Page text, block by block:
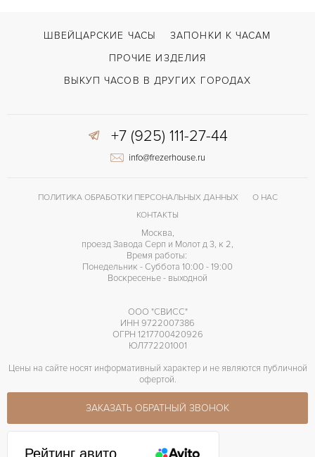
ВОЗМОЖНОСТИ ДОСТАВКИ С документами, С футляром
Двойной сложности застежка
ШВЕЙЦАРСКИЕ ЧАСЫ
ЗАПОНКИ К ЧАСАМ
ПРОЧИЕ ИЗДЕЛИЯ
ВЫКУП ЧАСОВ В ДРУГИХ ГОРОДАХ
+7 (925) 111-27-44
info@frezerhouse.ru
ПОЛИТИКА ОБРАБОТКИ ПЕРСОНАЛЬНЫХ ДАННЫХ
О НАС
КОНТАКТЫ
Москва,
проезд Завода Серп и Молот д 3, к 2,
Время работы:
Понедельник - Суббота 10:00 - 19:00
Воскресенье - выходной
ООО "СВИСС"
ИНН 9722007386
ОГРН 1217700420926
ЮЛ772201001
Цены на сайте носят информативный характер и не являются публичной
офертой.
ЗАКАЗАТЬ ОБРАТНЫЙ ЗВОНОК
Рейтинг авито